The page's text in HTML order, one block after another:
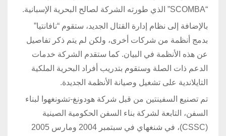
“SCOMBA” الذي طورته الشركة لصالح البحرية الإسبانية.
بالإضافة إلى نظام إدارة القتال الجديد، ستقوم “نافانتيا”
بدمج أنظمة من شركات أخرى، ولكن لم يتم ذكر تفاصيل
عن هذه الأنظمة في البيان. كما ستقدم الشركة خدمات
الدعم ذات الصلة وستقوم بتدريب أفراد البحرية الملكية
التايلاندية على تشغيل وصيانة الأنظمة الجديدة.
تم تصنيع السفينتين من قبل شركة هودونغ-تشونغهوا لبناء
السفن، التابعة لشركة بناء السفن الحكومية الصينية
(CSSC)، في شنغهاي في سبتمبر 2004 ومارس 2005